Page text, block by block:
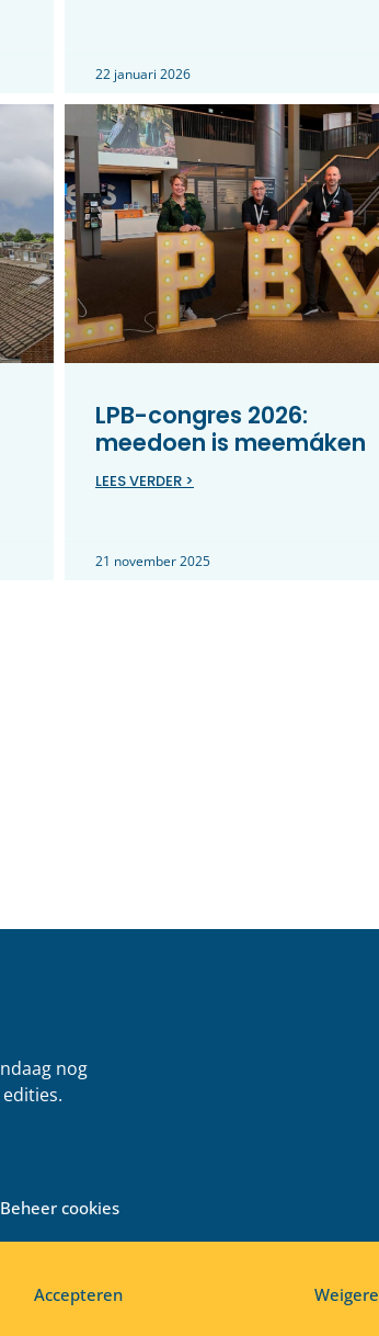
Beheer cookies
Accepteren
22 januari 2026
LPB-congres 2026:
meedoen is meemáken
LEES VERDER >
21 november 2025
van het LPB-congres